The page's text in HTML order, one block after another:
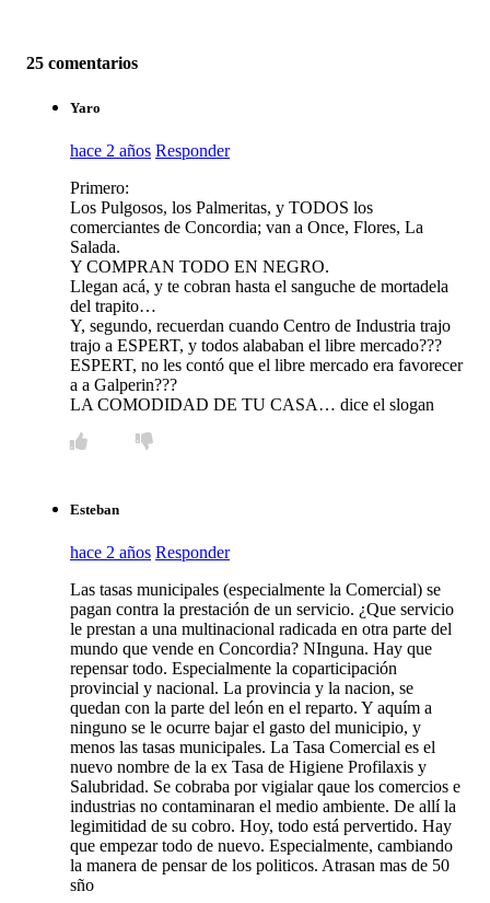
25 comentarios
Yaro
hace 2 años Responder
Primero:
Los Pulgosos, los Palmeritas, y TODOS los
comerciantes de Concordia; van a Once, Flores, La
Salada.
Y COMPRAN TODO EN NEGRO.
Llegan acá, y te cobran hasta el sanguche de mortadela
del trapito…
Y, segundo, recuerdan cuando Centro de Industria trajo
trajo a ESPERT, y todos alababan el libre mercado???
ESPERT, no les contó que el libre mercado era favorecer
a a Galperin???
LA COMODIDAD DE TU CASA… dice el slogan
Esteban
hace 2 años Responder
Las tasas municipales (especialmente la Comercial) se
pagan contra la prestación de un servicio. ¿Que servicio
le prestan a una multinacional radicada en otra parte del
mundo que vende en Concordia? NInguna. Hay que
repensar todo. Especialmente la coparticipación
provincial y nacional. La provincia y la nacion, se
quedan con la parte del león en el reparto. Y aquím a
ninguno se le ocurre bajar el gasto del municipio, y
menos las tasas municipales. La Tasa Comercial es el
nuevo nombre de la ex Tasa de Higiene Profilaxis y
Salubridad. Se cobraba por vigialar qaue los comercios e
industrias no contaminaran el medio ambiente. De allí la
legimitidad de su cobro. Hoy, todo está pervertido. Hay
que empezar todo de nuevo. Especialmente, cambiando
la manera de pensar de los politicos. Atrasan mas de 50
sño